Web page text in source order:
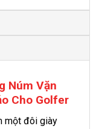
Núm Vặn
Cho Golfer
một đôi giày